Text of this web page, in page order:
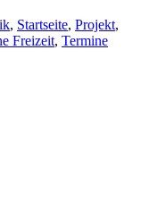
, Startseite, Projekt,
Freizeit, Termine